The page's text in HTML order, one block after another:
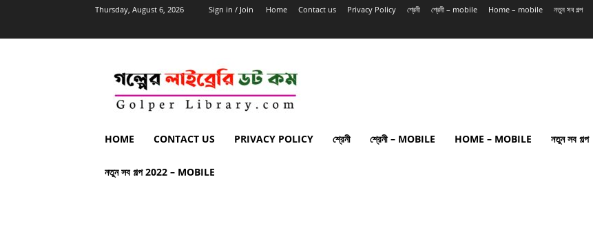
Thursday, August 6, 2026 Sign in / Join Home Contact us Privacy Policy শ্রেনী শ্রেনী – mobile Home – mobile নতুন সব গল্প
HOME CONTACT US PRIVACY POLICY শ্রেনী শ্রেনী – MOBILE HOME – MOBILE নতুন সব গল্প
নতুন সব গল্প 2022 – MOBILE